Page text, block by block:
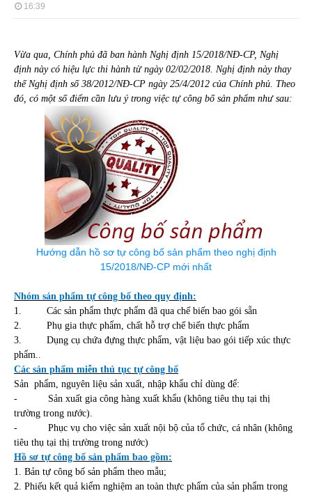
16:39
Vừa qua, Chính phủ đã ban hành Nghị định 15/2018/NĐ-CP, Nghị
định này có hiệu lực thi hành từ ngày 02/02/2018. Nghị định này thay
thế Nghị định số 38/2012/NĐ-CP ngày 25/4/2012 của Chính phủ. Theo
đó, có một số điểm cần lưu ý trong việc tự công bố sản phẩm như sau:
Hướng dẫn hồ sơ tự công bố sản phẩm theo nghị định
15/2018/NĐ-CP mới nhất
Nhóm sản phẩm tự công bố theo quy định:
1.
Các sản phẩm thực phẩm đã qua chế biến bao gói sẵn
2.
Phụ gia thực phẩm, chất hỗ trợ chế biến thực phẩm
3.
Dụng cụ chứa đựng thực phẩm, vật liệu bao gói tiếp xúc thực
phẩm..
Các sản phẩm miễn thủ tục tự công bố
Sản phẩm, nguyên liệu sản xuất, nhập khẩu chỉ dùng để:
-
Sản xuất gia công hàng xuất khẩu (không tiêu thụ tại thị
trường trong nước).
-
Phục vụ cho việc sản xuất nội bộ của tổ chức, cá nhân (không
tiêu thụ tại thị trường trong nước)
Hồ sơ tự công bố sản phẩm bao gồm:
1. Bản tự công bố sản phẩm theo mẫu;
2. Phiếu kết quả kiểm nghiệm an toàn thực phẩm của sản phẩm trong